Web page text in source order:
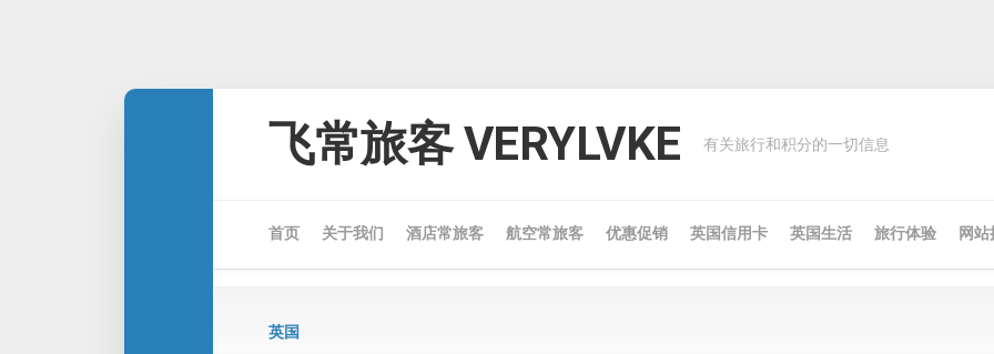
飞常旅客 VERYLVKE 有关旅行和积分的一切信息
首页 关于我们 酒店常旅客 航空常旅客 优惠促销 英国信用卡 英国生活 旅行体验 网
英国